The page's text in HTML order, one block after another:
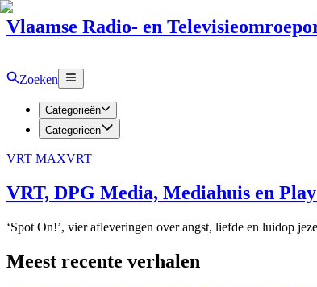
Vlaamse Radio- en
Zoeken
Categorieën
Categorieën
VRT MAXVRT
VRT, DPG Media, Mediahuis en
‘Spot On!’, vier afleveringen over angst, liefde en luidop
Meest recente verhalen